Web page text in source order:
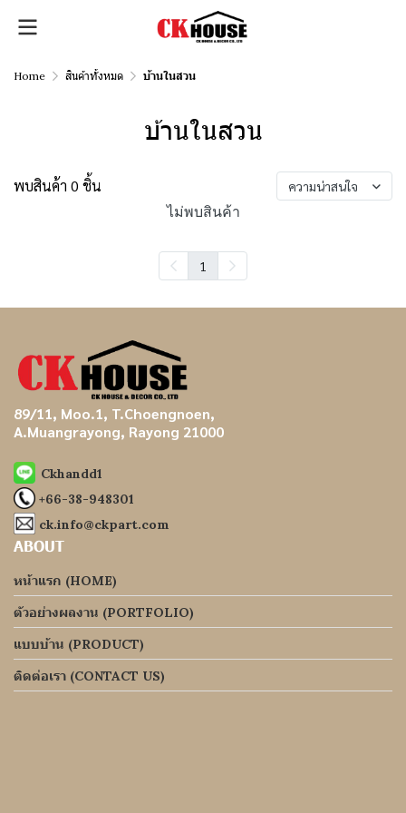
Home สินค้าทั้งหมด บ้านในสวน
บ้านในสวน
พบสินค้า 0 ชิ้น ความน่าสนใจ
ไม่พบสินค้า
1
89/11, Moo.1, T.Choengnoen,
A.Muangrayong, Rayong 21000
Ckhandd1
+66-38-948301
ck.info@ckpart.com
ABOUT
หน้าแรก (HOME)
ตัวอย่างผลงาน (PORTFOLIO)
แบบบ้าน (PRODUCT)
ติดต่อเรา (CONTACT US)